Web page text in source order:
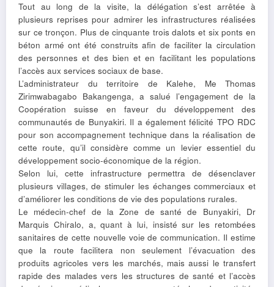
Tout au long de la visite, la délégation s’est arrêtée à
plusieurs reprises pour admirer les infrastructures réalisées
sur ce tronçon. Plus de cinquante trois dalots et six ponts en
béton armé ont été construits afin de faciliter la circulation
des personnes et des bien et en facilitant les populations
l’accès aux services sociaux de base.
L’administrateur du territoire de Kalehe, Me Thomas
Zirimwabagabo Bakangenga, a salué l’engagement de la
Coopération suisse en faveur du développement des
communautés de Bunyakiri. Il a également félicité TPO RDC
pour son accompagnement technique dans la réalisation de
cette route, qu’il considère comme un levier essentiel du
développement socio-économique de la région.
Selon lui, cette infrastructure permettra de désenclaver
plusieurs villages, de stimuler les échanges commerciaux et
d’améliorer les conditions de vie des populations rurales.
Le médecin-chef de la Zone de santé de Bunyakiri, Dr
Marquis Chiralo, a, quant à lui, insisté sur les retombées
sanitaires de cette nouvelle voie de communication. Il estime
que la route facilitera non seulement l’évacuation des
produits agricoles vers les marchés, mais aussi le transfert
rapide des malades vers les structures de santé et l’accès